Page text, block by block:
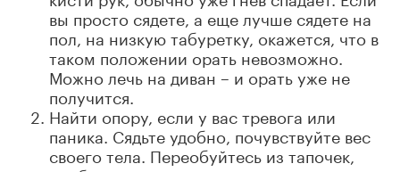
вы просто сядете, а еще лучше сядете на
пол, на низкую табуретку, окажется, что в
таком положении орать невозможно.
Можно лечь на диван – и орать уже не
получится.
Найти опору, если у вас тревога или
паника. Сядьте удобно, почувствуйте вес
своего тела. Переобуйтесь из тапочек,